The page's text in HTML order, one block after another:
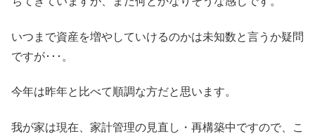
いつまで資産を増やしていけるのかは未知数と言うか疑問
ですが･･･。
今年は昨年と比べて順調な方だと思います。
我が家は現在、家計管理の見直し・再構築中ですので、こ